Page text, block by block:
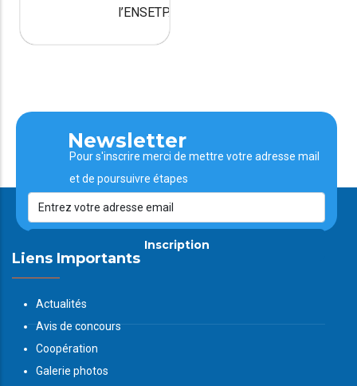
l’ENSETP.
Newsletter
Pour s'inscrire merci de mettre votre adresse mail
et de poursuivre étapes
Inscription
Liens Importants
Actualités
Avis de concours
Coopération
Galerie photos